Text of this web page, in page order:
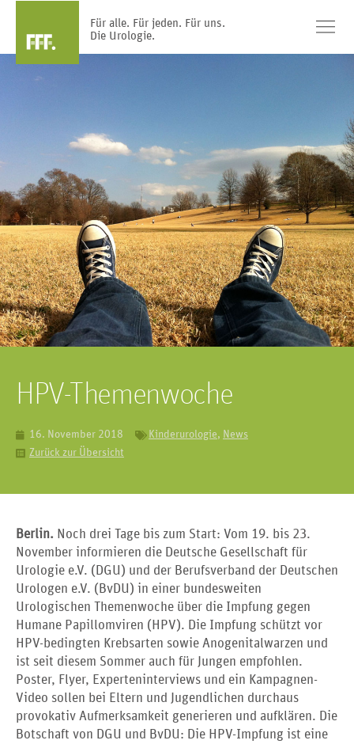
Für alle. Für jeden. Für uns.
Die Urologie.
HPV-Themenwoche
16. November 2018 Kinderurologie, News
Zurück zur Übersicht
Berlin. Noch drei Tage bis zum Start: Vom 19. bis 23.
November informieren die Deutsche Gesellschaft für
Urologie e.V. (DGU) und der Berufsverband der Deutschen
Urologen e.V. (BvDU) in einer bundesweiten
Urologischen Themenwoche über die Impfung gegen
Humane Papillomviren (HPV). Die Impfung schützt vor
HPV-bedingten Krebsarten sowie Anogenitalwarzen und
ist seit diesem Sommer auch für Jungen empfohlen.
Poster, Flyer, Experteninterviews und ein Kampagnen-
Video sollen bei Eltern und Jugendlichen durchaus
provokativ Aufmerksamkeit generieren und aufklären. Die
Botschaft von DGU und BvDU: Die HPV-Impfung ist eine